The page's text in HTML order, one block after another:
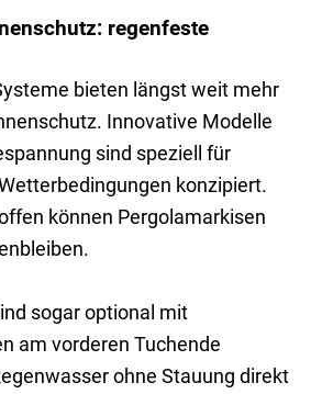
regenfeste
bieten längst weit mehr
Innovative Modelle
sind speziell für
konzipiert.
können Pergolamarkisen
sogar optional mit
am vorderen Tuchende
ohne Stauung direkt